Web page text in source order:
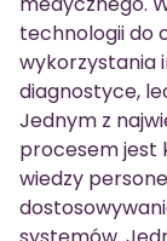
technologii do
wykorzystania
diagnostyce,
Jednym z
procesem jest
wiedzy